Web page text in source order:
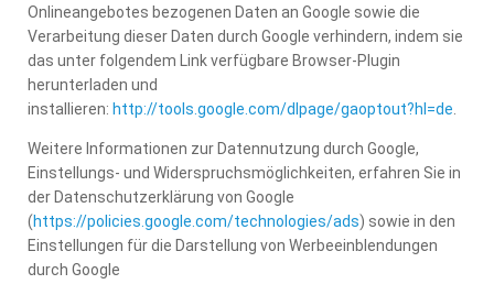
Onlineangebotes bezogenen Daten an Google sowie die
Verarbeitung dieser Daten durch Google verhindern, indem sie
das unter folgendem Link verfügbare Browser-Plugin
herunterladen und
installieren: http://tools.google.com/dlpage/gaoptout?hl=de
Weitere Informationen zur Datennutzung durch Google,
Einstellungs- und Widerspruchsmöglichkeiten, erfahren Sie in
der Datenschutzerklärung von Google
(https://policies.google.com/technologies/ads) sowie in den
Einstellungen für die Darstellung von Werbeeinblendungen
durch Google